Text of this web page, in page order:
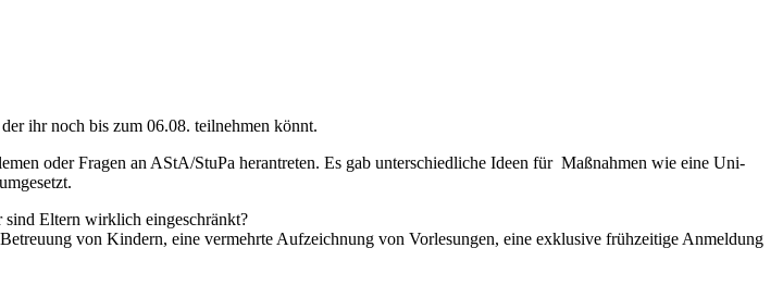
ihr noch bis zum 06.08. teilnehmen könnt.
oder Fragen an AStA/StuPa herantreten. Es gab unterschiedliche Ideen für Maßnahmen wie eine Uni-
sind Eltern wirklich eingeschränkt?
von Kindern, eine vermehrte Aufzeichnung von Vorlesungen, eine exklusive frühzeitige Anmeldung